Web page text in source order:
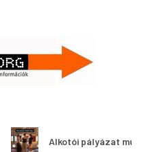
Alkotói pályázat multimédia-